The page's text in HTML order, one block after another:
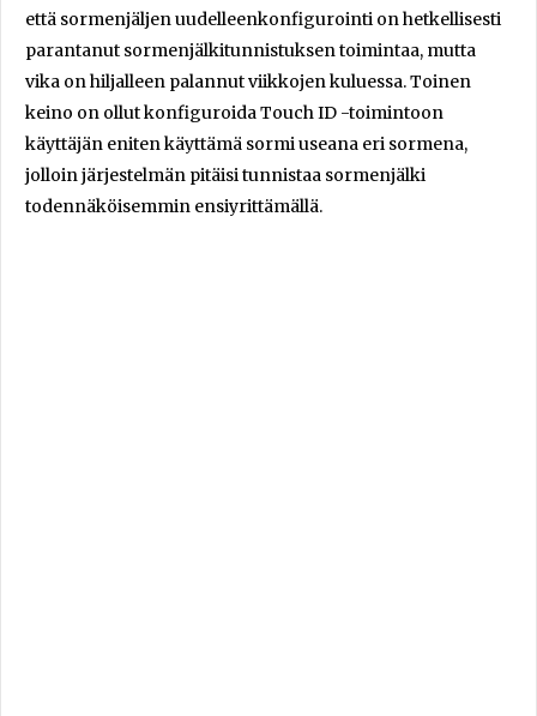
että sormenjäljen uudelleenkonfigurointi on hetkellisesti
parantanut sormenjälkitunnistuksen toimintaa, mutta
vika on hiljalleen palannut viikkojen kuluessa. Toinen
keino on ollut konfiguroida Touch ID -toimintoon
käyttäjän eniten käyttämä sormi useana eri sormena,
jolloin järjestelmän pitäisi tunnistaa sormenjälki
todennäköisemmin ensiyrittämällä.